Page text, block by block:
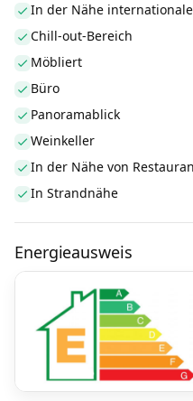
In der Nähe
Chill-out-Bereich
Möbliert
Büro
Panoramablick
Weinkeller
In der Nähe von
In Strandnähe
Energieausweis